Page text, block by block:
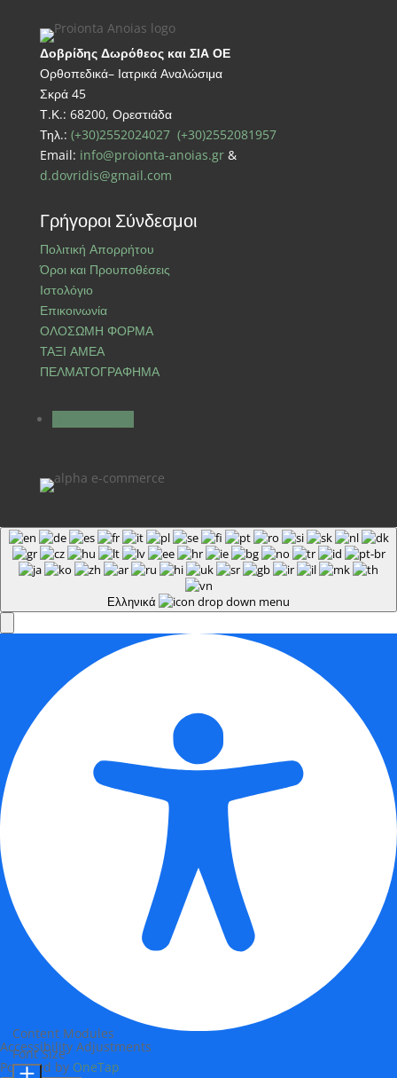
Δοβρίδης Δωρόθεος και ΣΙΑ ΟΕ
Ορθοπεδικά– Ιατρικά Αναλώσιμα
Σκρά 45
Τ.Κ.: 68200, Ορεστιάδα
Τηλ.: (+30)2552024027 (+30)2552081957
Email: info@proionta-anoias.gr&
d.dovridis@gmail.com
Γρήγοροι Σύνδεσμοι
Πολιτική Απορρήτου
Όροι και Προυποθέσεις
Ιστολόγιο
Επικοινωνία
ΟΛΟΣΩΜΗ ΦΟΡΜΑ
ΤΑΞΙ ΑΜΕΑ
ΠΕΛΜΑΤΟΓΡΑΦΗΜΑ
Ελληνικά
Accessibility Adjustments
Powered by OneTap
Content Modules
Font Size